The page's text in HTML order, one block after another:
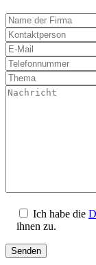
Ich habe die
ihnen zu.